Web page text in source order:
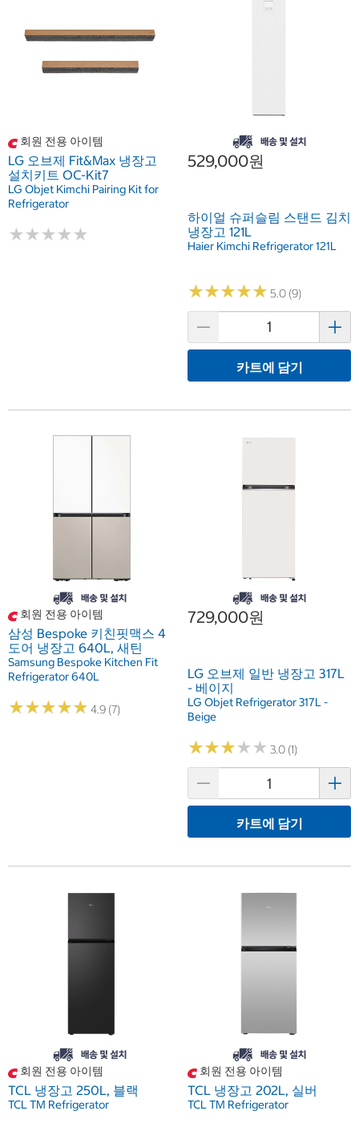
회원 전용 아이템
LG 오브제 Fit&Max 냉장고
설치키트 OC-Kit7
LG Objet Kimchi Pairing Kit for
Refrigerator
★★★★★
★★★★★
529,000원
하이얼 슈퍼슬림 스탠드 김치
냉장고 121L
Haier Kimchi Refrigerator 121L
★★★★★
★★★★★ 5.0 (9)
카트에 담기
회원 전용 아이템
삼성 Bespoke 키친핏맥스 4
도어 냉장고 640L, 새틴
Samsung Bespoke Kitchen Fit
Refrigerator 640L
★★★★★
★★★★★ 4.9 (7)
729,000원
LG 오브제 일반 냉장고 317L
- 베이지
LG Objet Refrigerator 317L -
Beige
★★★★★
★★★★★ 3.0 (1)
카트에 담기
회원 전용 아이템
TCL 냉장고 250L, 블랙
TCL TM Refrigerator
회원 전용 아이템
TCL 냉장고 202L, 실버
TCL TM Refrigerator